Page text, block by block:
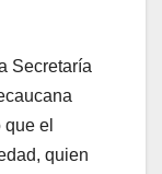
Secretaría
el
quien